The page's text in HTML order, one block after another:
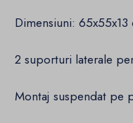
Dimensiuni: 65x55x13
2 suporturi laterale
Montaj suspendat pe